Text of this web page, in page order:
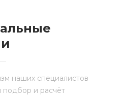
наших специалистов
подбор и расчёт